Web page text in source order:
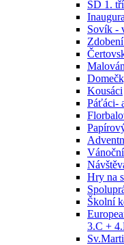
ŠD 1.
Sovík -
Kousáci
Páťáci-
Hry na
Školní
3.C +